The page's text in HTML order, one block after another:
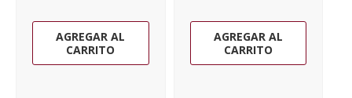
AGREGAR AL
CARRITO
AGREGAR AL
CARRITO